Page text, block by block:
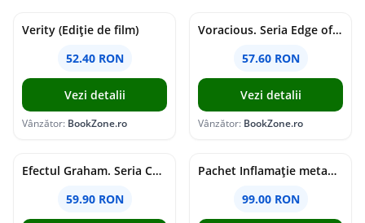
Verity (Ediție de film)
52.40 RON
Vezi detalii
Vânzător: BookZone.ro
Voracious. Seria Edge of Darkness Vol.2
57.60 RON
Vezi detalii
Vânzător: BookZone.ro
Efectul Graham. Seria Campus Diaries Vol.1
59.90 RON
Pachet Inflamație metabolism și creier
99.00 RON